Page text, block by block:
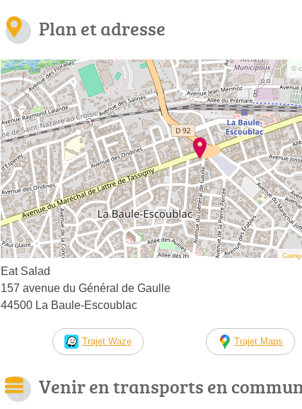
Plan et adresse
©
Eat Salad
157 avenue du Général de Gaulle
44500 La Baule-Escoublac
Trajet Waze Trajet Maps
Venir en transports en